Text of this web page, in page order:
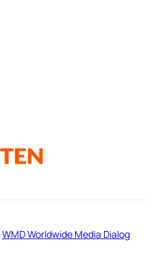
WMD Worldwide Media Dialog